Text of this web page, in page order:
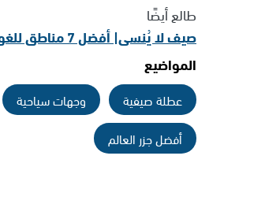
طالع أيضًا
صيف لا يُنسى| أفضل 7 مناطق للغوص في أوروبا
المواضيع
عطلة صيفية وجهات سياحية
أفضل جزر العالم